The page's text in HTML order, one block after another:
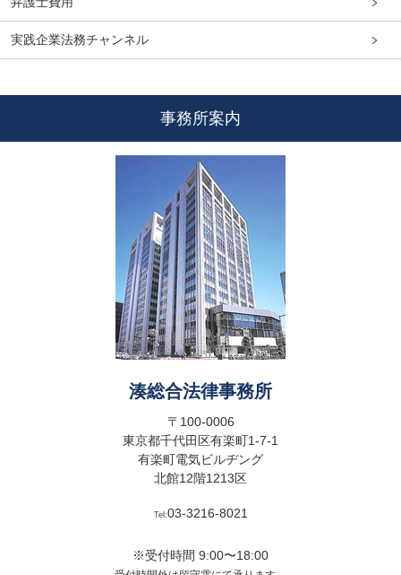
実践企業法務チャンネル
事務所案内
湊総合法律事務所
〒100-0006
東京都千代田区有楽町1-7-1
有楽町電気ビルヂング
北館12階1213区
Tel:03-3216-8021
※受付時間 9:00〜18:00